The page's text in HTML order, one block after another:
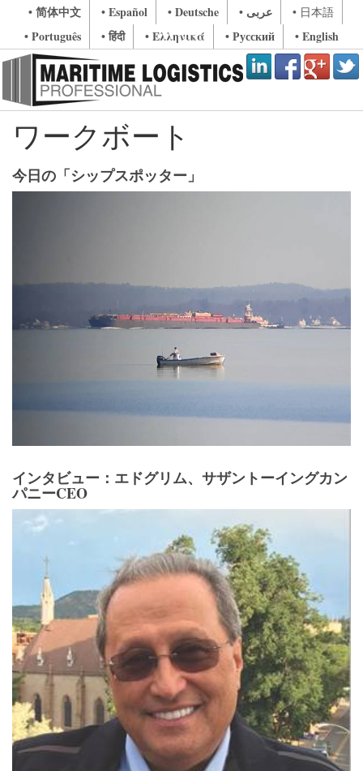
• 简体中文 • Español • Deutsche • عربى • 日本語
• Português • हिंदी • Ελληνικά • Русский • English
ワークボート
今日の「シップスポッター」
インタビュー：エドグリム、サザントーイングカン
パニーCEO